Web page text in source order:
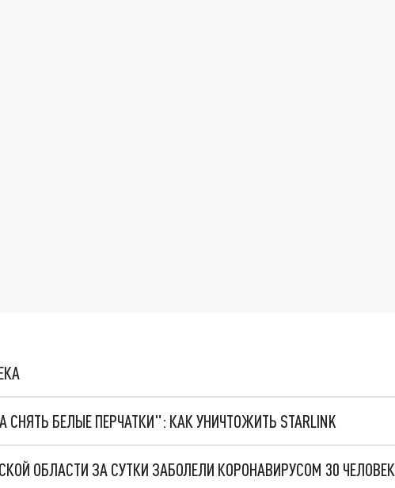
СНЯТЬ БЕЛЫЕ ПЕРЧАТКИ": КАК УНИЧТОЖИТЬ STARLINK
ОБЛАСТИ ЗА СУТКИ ЗАБОЛЕЛИ КОРОНАВИРУСОМ 30 ЧЕЛОВЕК